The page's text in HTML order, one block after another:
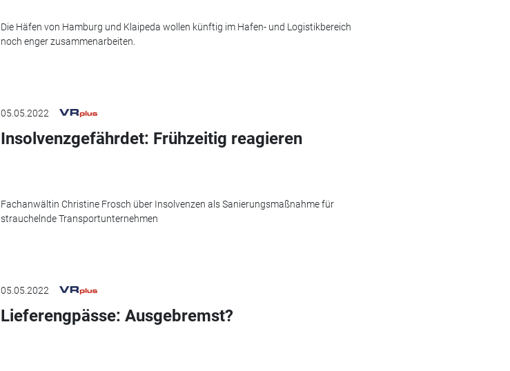
Die Häfen von Hamburg und Klaipeda wollen künftig im Hafen- und Logistikbereich
noch enger zusammenarbeiten.
05.05.2022
Insolvenzgefährdet: Frühzeitig reagieren
Fachanwältin Christine Frosch über Insolvenzen als Sanierungsmaßnahme für
strauchelnde Transportunternehmen
05.05.2022
Lieferengpässe: Ausgebremst?